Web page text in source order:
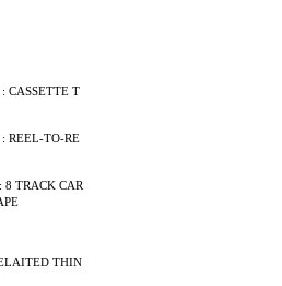
CASSETTE T
: REEL-TO-RE
8 TRACK CAR
THIN